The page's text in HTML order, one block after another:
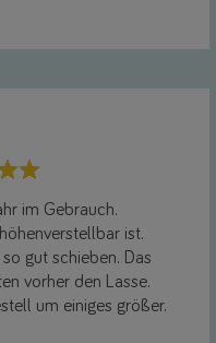
im Gebrauch.
ist.
gut schieben. Das
vorher den Lasse.
um einiges größer.